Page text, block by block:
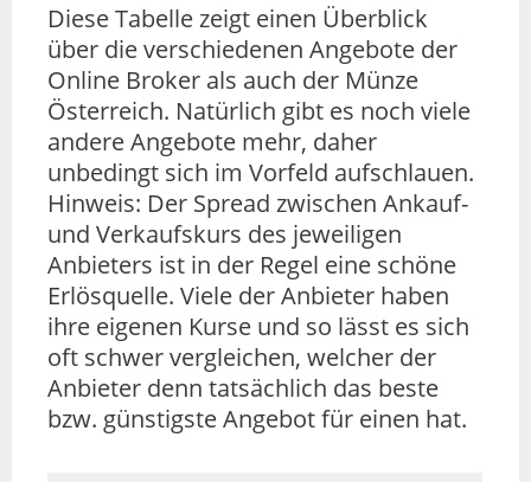
Diese Tabelle zeigt einen Überblick
über die verschiedenen Angebote der
Online Broker als auch der Münze
Österreich. Natürlich gibt es noch viele
andere Angebote mehr, daher
unbedingt sich im Vorfeld aufschlauen.
Hinweis: Der Spread zwischen Ankauf-
und Verkaufskurs des jeweiligen
Anbieters ist in der Regel eine schöne
Erlösquelle. Viele der Anbieter haben
ihre eigenen Kurse und so lässt es sich
oft schwer vergleichen, welcher der
Anbieter denn tatsächlich das beste
bzw. günstigste Angebot für einen hat.